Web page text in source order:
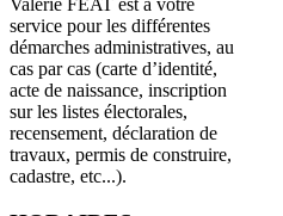
service pour les différentes
démarches administratives, au
cas par cas (carte d’identité,
acte de naissance, inscription
sur les listes électorales,
recensement, déclaration de
travaux, permis de construire,
cadastre, etc...).